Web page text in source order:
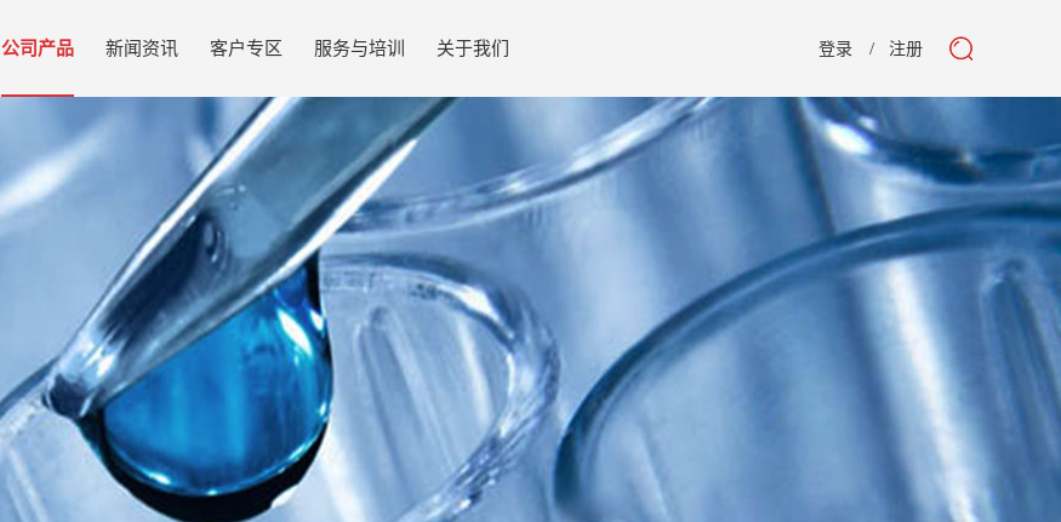
登录 注册
公司产品 新闻资讯 客户专区 服务与培训 关于我们